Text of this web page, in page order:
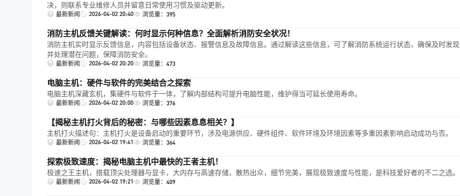
决，则联系专业维修人员并留意日常使用习惯及驱动更新。
最新新闻 2026-04-02 20:40 浏览量：395
消防主机反馈关键解读：何时显示何种信息？全面解析消防安全状况！
消防主机实时显示反馈信息，内容包括设备状态、报警信息及故障信息。通过解读这些信息，可了解消防系统运行状态，确保及时发现
并处理潜在问题，保障消防安全。
最新新闻 2026-04-02 20:20 浏览量：473
电脑主机：硬件与软件的完美结合之探索
电脑主机深藏玄机，集硬件与软件于一体，了解内部结构可提升电脑性能，维护得当可延长使用寿命。
最新新闻 2026-04-02 20:00 浏览量：376
【揭秘主机打火背后的秘密：与哪些因素息息相关？】
主机打火描述句：主机打火是设备启动的重要环节，涉及电源供应、硬件组件、软件环境及环境因素等多重因素影响启动成功与否。
最新新闻 2026-04-02 19:41 浏览量：364
探索极致速度：揭秘电脑主机中最快的王者主机！
极速之王主机，搭载顶尖处理器与显卡，大内存与高速存储，散热出众，细节完美，展现极致速度与性能，是科技爱好者的不二之选。
最新新闻 2026-04-02 19:21 浏览量：409